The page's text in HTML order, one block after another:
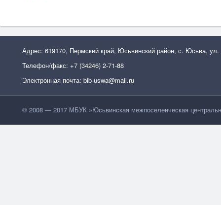
Адрес: 619170, Пермский край, Юсьвинский район, с. Юсьва, ул.
Телефон/факс: +7 (34246) 2-71-88
Электронная почта: bib-uswa@mail.ru
© 2008 — 2017 МБУК »Юсьвинская межпоселенческая